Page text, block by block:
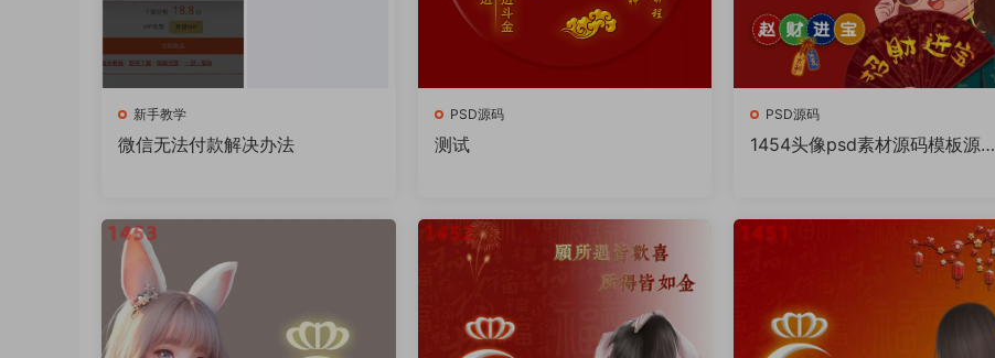
新手教学
微信无法付款解决办法
PSD源码
测试
PSD源码
1454头像psd素材源码模板源文